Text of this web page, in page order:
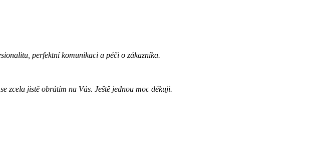
perfektní komunikaci a péči o zákazníka.
zcela jistě obrátím na Vás. Ještě jednou moc děkuji.